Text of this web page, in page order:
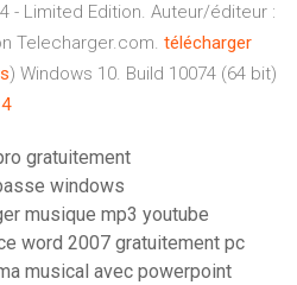
- Limited Edition. Auteur/éditeur :
Telecharger.com. télécharger
) Windows 10. Build 10074 (64 bit)
4
gratuitement
windows
musique mp3 youtube
word 2007 gratuitement pc
musical avec powerpoint